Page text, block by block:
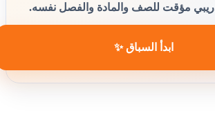
مؤقت للصف والمادة والفصل نفسه.
ابدأ السباق ✨